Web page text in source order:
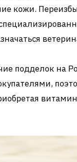
кожи.
подделок на